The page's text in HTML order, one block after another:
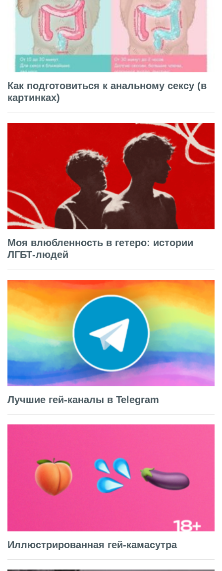
Как подготовиться к анальному сексу (в
картинках)
Моя влюбленность в гетеро: истории
ЛГБТ-людей
Лучшие гей-каналы в Telegram
Иллюстрированная гей-камасутра